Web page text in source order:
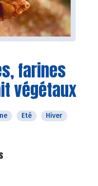
farines
végétaux
Eté
Hiver